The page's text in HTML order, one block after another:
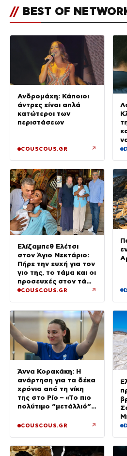
// BEST OF
Ανδρομάχη: Κάποιοι
άντρες είναι απλά
κατώτεροι των
περιστάσεων
COUSCOUS.GR ↗
Ελίζαμπεθ Ελέτσι
στον Άγιο Νεκτάριο:
Πήρε την ευχή για τον
γιο της, το τάμα και οι
προσευχές στον τάφο
του Αγίου
COUSCOUS.GR ↗
Άννα Κορακάκη: Η
ανάρτηση για τα δέκα
χρόνια από τη νίκη
της στο Ρίο – «Το πιο
πολύτιμο “μετάλλιό”
COUSCOUS.GR ↗